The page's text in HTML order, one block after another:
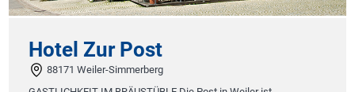
Hotel Zur Post
88171 Weiler-Simmerberg